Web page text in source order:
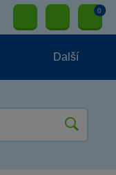
0
Další